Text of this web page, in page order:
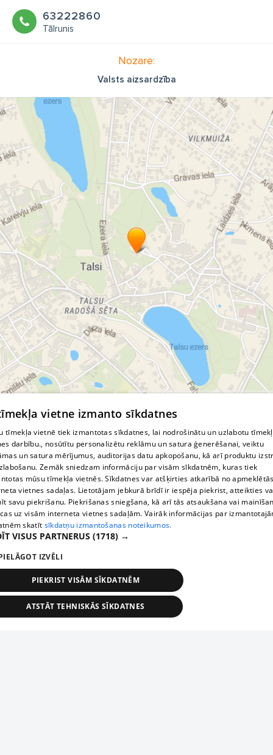
63222860
Tālrunis
Nozare:
Valsts aizsardzība
© MapTiler© OpenStreetMap contributors
vietne izmanto sīkdatnes
tīmekļa vietnē tiek izmantotas sīkdatnes, lai nodrošinātu un uzlabotu
darbību., nosūtītu personalizētu reklāmu un satura ģenerēšanai, veiktu
un satura mērījumus, auditorijas datu apkopošanu, kā arī produktu
Zemāk sniedzam informāciju par visām sīkdatnēm, kuras tiek
mūsu tīmekļa vietnēs. Sīkdatnes var atšķirties atkarībā no
vietnes sadaļas. Lietotājam jebkurā brīdī ir iespēja piekrist, atteikties
savu piekrišanu. Piekrišanas sniegšana, kā arī tās atsaukšana vai
uz visām interneta vietnes sadaļām. Vairāk informācijas par
skatīt sīkdatņu izmantošanas noteikumos.
VISUS PARTNERUS (1718) →
IZVĒLI
PIEKRIST VISĀM SĪKDATNĒM
ATSTĀT TEHNISKĀS SĪKDATNES